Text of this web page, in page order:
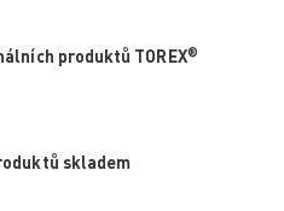
produktů TOREX®
skladem